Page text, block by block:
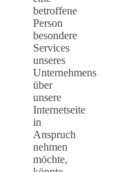
betroffene
Person
besondere
Services
unseres
Unternehmens
über
unsere
Internetseite
in
Anspruch
nehmen
möchte,